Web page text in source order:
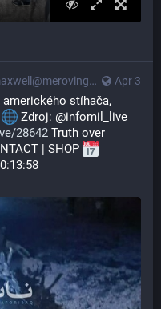
Apr 3
amerického stíhača,
Zdroj: @infomil_live
28642 Truth over
| SHOP